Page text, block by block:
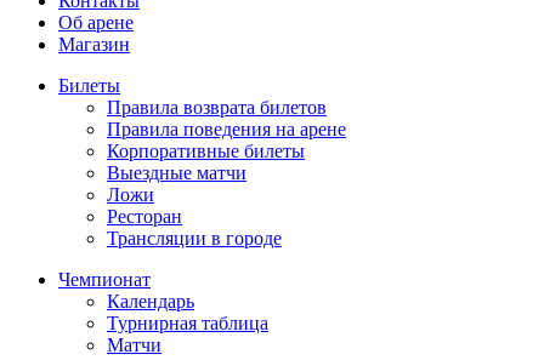
Об арене
Магазин
Билеты
Правила возврата билетов
Правила поведения на арене
Корпоративные билеты
Выездные матчи
Ложи
Ресторан
Трансляции в городе
Чемпионат
Календарь
Турнирная таблица
Матчи